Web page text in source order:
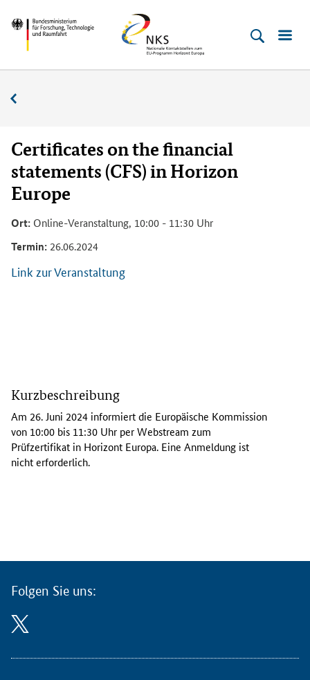
zum
Inhalt
(Eingabetaste)
zum
Hauptmenu
(Eingabetaste)
zur
Suche
(Eingabetaste)
zur
Fußleiste
(Enter)
Bundesministerium
Technologie
Raumfahrt
Horizont
Europa
Certificates on the financial
statements (CFS) in Horizon
Europe
Ort: Online-Veranstaltung, 10:00 - 11:30 Uhr
Termin: 26.06.2024
Link zur Veranstaltung
e
E
u
r
o
K
o
m
m
s
Kurzbeschreibung
Am 26. Juni 2024 informiert die Europäische Kommission
von 10:00 bis 11:30 Uhr perWebstream zum
Prüfzertifikat in Horizont Europa. Eine Anmeldung ist
nicht erforderlich.
Folgen Sie uns: